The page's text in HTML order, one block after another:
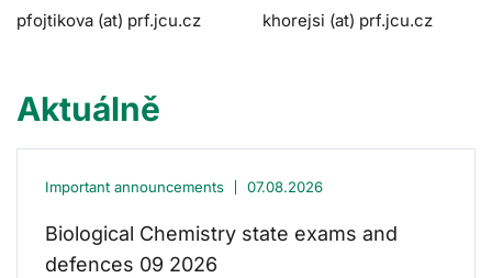
pfojtikova (at) prf.jcu.cz khorejsi (at) prf.jcu.cz
Aktuálně
Important announcements 07.08.2026
Biological Chemistry state exams and
defences 09 2026